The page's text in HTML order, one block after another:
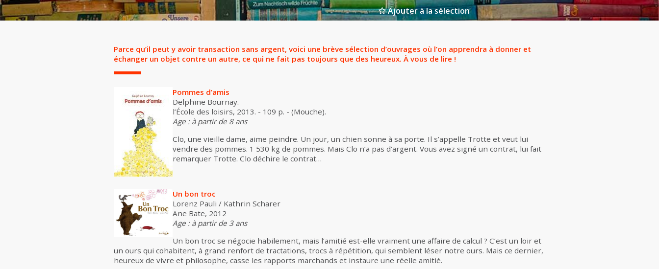
Ajouter à la sélection
Parce qu’il peut y avoir transaction sans argent, voici une brève sélection d’ouvrages où l’on apprendra à donner et
échanger un objet contre un autre, ce qui ne fait pas toujours que des heureux. À vous de lire !
Pommes d’amis
Delphine Bournay.
l’École des loisirs, 2013. - 109 p. - (Mouche).
Age : à partir de 8 ans
Clo, une vieille dame, aime peindre. Un jour, un chien sonne à sa porte. Il s’appelle Trotte et veut lui
vendre des pommes. 1 530 kg de pommes. Mais Clo n’a pas d’argent. Vous avez signé un contrat, lui fait
remarquer Trotte. Clo déchire le contrat…
Un bon troc
Lorenz Pauli / Kathrin Scharer
Ane Bate, 2012
Age : à partir de 3 ans
Un bon troc se négocie habilement, mais l’amitié est-elle vraiment une affaire de calcul ? C’est un loir et
un ours qui cohabitent, à grand renfort de tractations, trocs à répétition, qui semblent léser notre ours. Mais ce dernier,
heureux de vivre et philosophe, casse les rapports marchands et instaure une réelle amitié.